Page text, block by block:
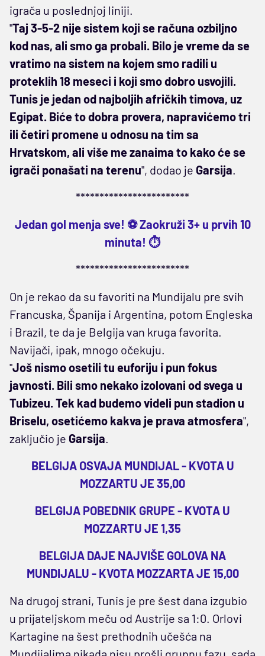
igrača u poslednjoj liniji.
"Taj 3-5-2 nije sistem koji se računa ozbiljno
kod nas, ali smo ga probali. Bilo je vreme da se
vratimo na sistem na kojem smo radili u
proteklih 18 meseci i koji smo dobro usvojili.
Tunis je jedan od najboljih afričkih timova, uz
Egipat. Biće to dobra provera, napravićemo tri
ili četiri promene u odnosu na tim sa
Hrvatskom, ali više me zanaima to kako će se
igrači ponašati na terenu", dodao je Garsija.
************************
Jedan gol menja sve! ⚽ Zaokruži 3+ u prvih 10
minuta! ⏱️
************************
On je rekao da su favoriti na Mundijalu pre svih
Francuska, Španija i Argentina, potom Engleska
i Brazil, te da je Belgija van kruga favorita.
Navijači, ipak, mnogo očekuju.
"Još nismo osetili tu euforiju i pun fokus
javnosti. Bili smo nekako izolovani od svega u
Tubizeu. Tek kad budemo videli pun stadion u
Briselu, osetićemo kakva je prava atmosfera",
zaključio je Garsija.
BELGIJA OSVAJA MUNDIJAL - KVOTA U
MOZZARTU JE 35,00
BELGIJA POBEDNIK GRUPE - KVOTA U
MOZZARTU JE 1,35
BELGIJA DAJE NAJVIŠE GOLOVA NA
MUNDIJALU - KVOTA MOZZARTA JE 15,00
Na drugoj strani, Tunis je pre šest dana izgubio
u prijateljskom meču od Austrije sa 1:0. Orlovi
Kartagine na šest prethodnih učešća na